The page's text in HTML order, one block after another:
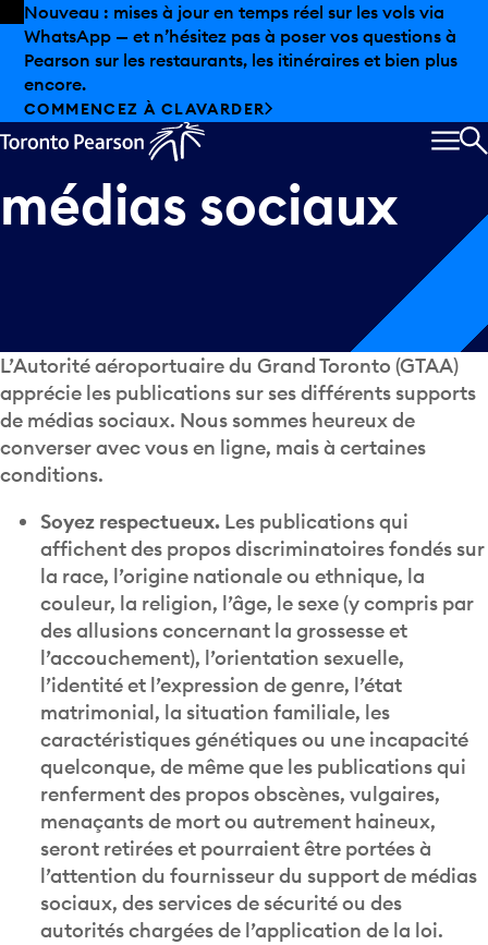
Skip to offers
Passer au contenu principal
Nouveau : mises à jour en temps réel sur les vols via
WhatsApp — et n’hésitez pas à poser vos questions à
Pearson sur les restaurants, les itinéraires et bien plus
encore.
COMMENCEZ À CLAVARDER
Communiquez
avecnoussurles
médias sociaux
L’Autorité aéroportuaire du Grand Toronto (GTAA)
apprécie les publications sur ses différents supports
de médias sociaux. Nous sommes heureux de
converser avec vous en ligne, mais à certaines
conditions.
Soyez respectueux.Les publications qui
affichent des propos discriminatoires fondés sur
la race, l’origine nationale ou ethnique, la
couleur, la religion, l’âge, le sexe (y compris par
des allusions concernant la grossesse et
l’accouchement), l’orientation sexuelle,
l’identité et l’expression de genre, l’état
matrimonial, la situation familiale, les
caractéristiques génétiques ou une incapacité
quelconque, de même que les publications qui
renferment des propos obscènes, vulgaires,
menaçants de mort ou autrement haineux,
seront retirées et pourraient être portées à
l’attention du fournisseur du support de médias
sociaux, des services de sécurité ou des
autorités chargées de l’application de la loi.